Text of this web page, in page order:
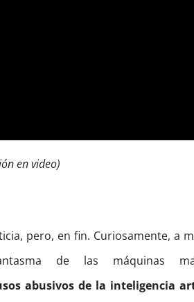
en video)
pero, en fin. Curiosamente, a
de las máquinas
abusivos de la inteligencia